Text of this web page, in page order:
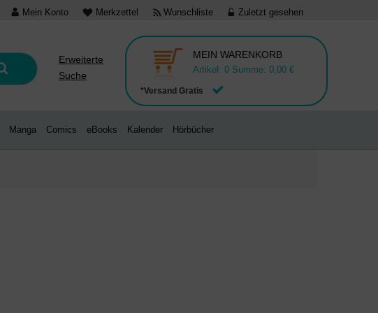
Mein Konto Merkzettel Wunschliste Zuletzt gesehen
Erweiterte
Suche
*Versand Gratis
MEIN WARENKORB
Artikel: 0 Summe: 0,00 €
Manga Comics eBooks Kalender Hörbücher